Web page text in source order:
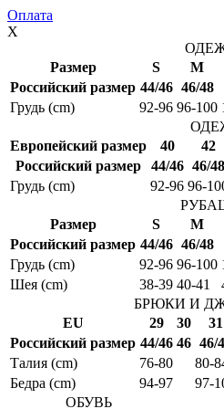
Оплата
X
Размер
S M
Российский размер 44/46 46/48
Грудь (cm)
92-96 96-100
Европейский размер
40 42
Российский размер
44/46 46/48
Грудь (cm)
92-96 96-
Размер
S M
Российский размер 44/46 46/48
Грудь (cm)
92-96 96-100
Шея (cm)
38-39 40-41
БРЮКИ И
EU
29 30 31
Российский размер 44/46 46 46/
Талия (cm)
76-80 80-
Бедра (cm)
94-97 97-
ОБУВЬ